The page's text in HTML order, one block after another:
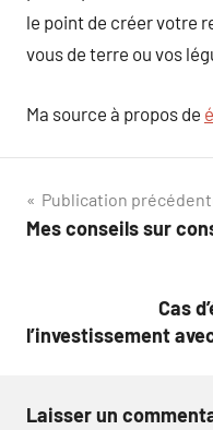
le point de créer votre
vous de terre ou vos
Ma source à propos de
Navigation
de
Publication
Mes conseils sur
Cas
l’investissement
Laisser un